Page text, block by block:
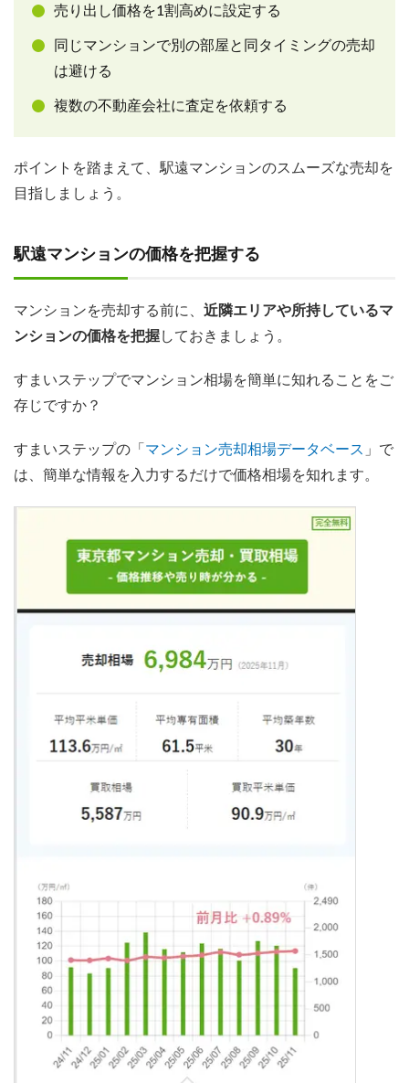
売り出し価格を1割高めに設定する
同じマンションで別の部屋と同タイミングの売却
は避ける
複数の不動産会社に査定を依頼する
ポイントを踏まえて、駅遠マンションのスムーズな売却を
目指しましょう。
駅遠マンションの価格を把握する
マンションを売却する前に、 近隣エリアや所持しているマ
ンションの価格を把握しておきましょう。
すまいステップでマンション相場を簡単に知れることをご
存じですか？
すまいステップの「 マンション売却相場データベース 」で
は、簡単な情報を入力するだけで価格相場を知れます。